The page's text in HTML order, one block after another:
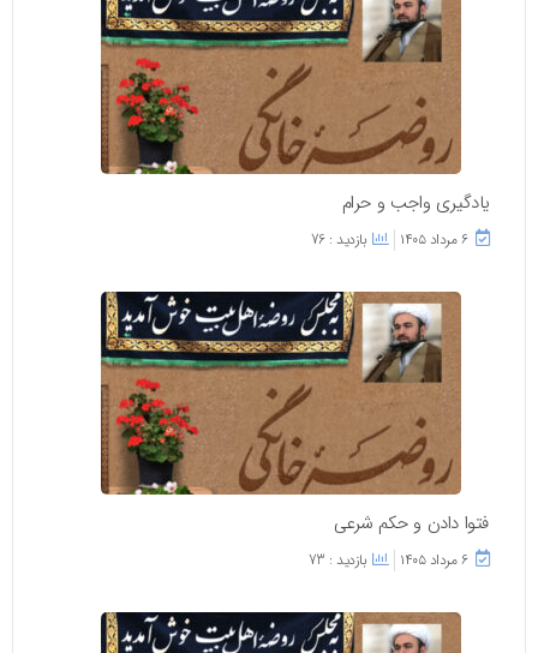
یادگیری واجب و حرام
۶ مرداد ۱۴۰۵ بازدید : 76
فتوا دادن و حکم شرعی
۶ مرداد ۱۴۰۵ بازدید : 73